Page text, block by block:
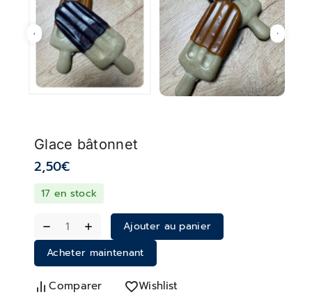
Glace bâtonnet
2,50€
17 en stock
Ajouter au panier
Acheter maintenant
Comparer
Wishlist